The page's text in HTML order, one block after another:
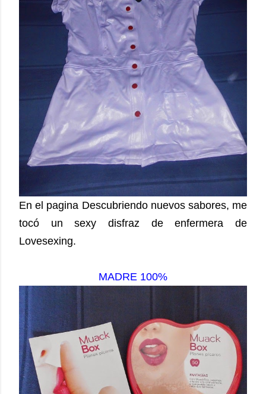
En el pagina Descubriendo nuevos sabores, me
tocó un sexy disfraz de enfermera de
Lovesexing.
MADRE 100%